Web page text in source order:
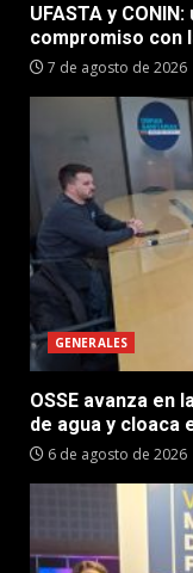
UFASTA y
compromiso con
7 de agosto de 2026
GENERALES
OSSE avanza en
de agua y cloaca
6 de agosto de 2026